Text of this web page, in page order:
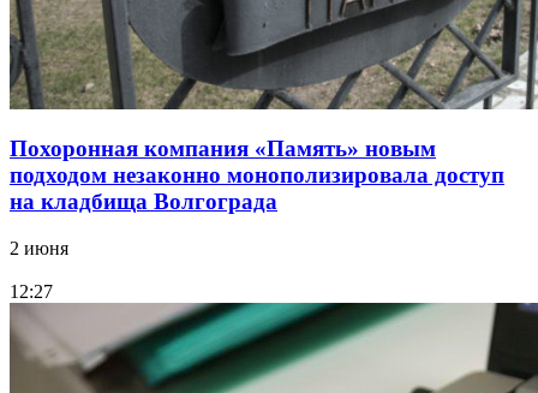
Похоронная компания «Память» новым
подходом незаконно монополизировала доступ
на кладбища Волгограда
2 июня
12:27